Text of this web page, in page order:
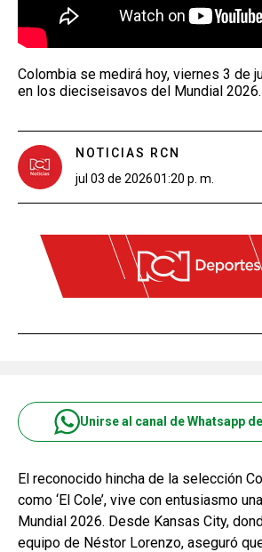
Colombia se medirá hoy, viernes 3 de
en los dieciseisavos del Mundial 2026.
NOTICIAS RCN
jul 03 de 202601:20 p. m.
Unirse al canal de Whatsapp
El reconocido hincha de la selección
como ‘El Cole’, vive con entusiasmo
Mundial 2026. Desde Kansas City,
equipo de Néstor Lorenzo, aseguró